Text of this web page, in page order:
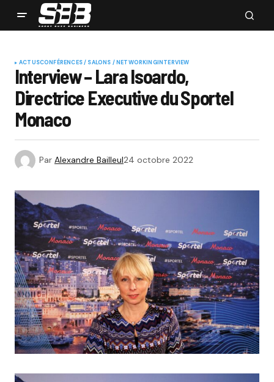
ACTUSCONFÉRENCES / SALONS / NETWORKINGINTERVIEW
Interview – Lara Isoardo,
Directrice Executive du Sportel
Monaco
Par Alexandre Bailleul24 octobre 2022